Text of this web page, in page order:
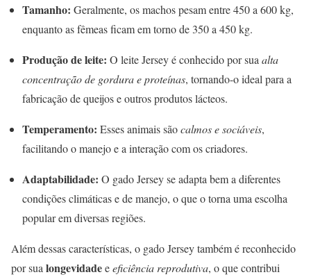
Tamanho: Geralmente, os machos pesam entre 450 a 600 kg,
enquanto as fêmeas ficam em torno de 350 a 450 kg.
Produção de leite: O leite Jersey é conhecido por sua alta
concentração de gordura e proteínas, tornando-o ideal para a
fabricação de queijos e outros produtos lácteos.
Temperamento: Esses animais sãocalmos e sociáveis,
facilitando o manejo e a interação com os criadores.
Adaptabilidade: O gado Jersey se adapta bem a diferentes
condições climáticas e de manejo, o que o torna uma escolha
popular em diversas regiões.
Além dessas características, o gado Jersey também é reconhecido
por sua longevidadeeeficiência reprodutiva, o que contribui